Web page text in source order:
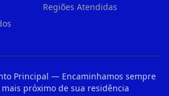
Regiões Atendidas
Principal — Encaminhamos sempre
próximo de sua residência